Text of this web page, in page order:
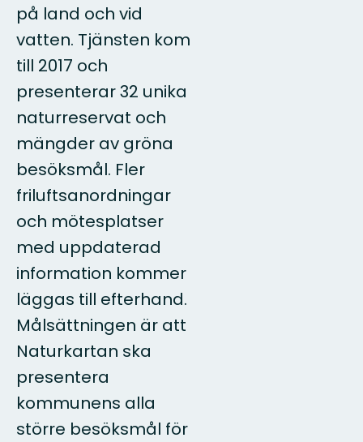
på land och vid
vatten. Tjänsten kom
till 2017 och
presenterar 32 unika
naturreservat och
mängder av gröna
besöksmål. Fler
friluftsanordningar
och mötesplatser
med uppdaterad
information kommer
läggas till efterhand.
Målsättningen är att
Naturkartan ska
presentera
kommunens alla
större besöksmål för